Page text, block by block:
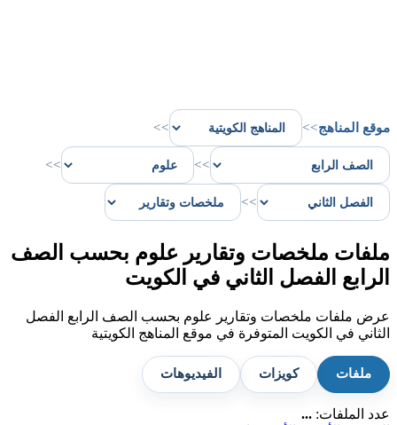
موقع المناهج>>
>>
>>
>>
>>
ملفات ملخصات وتقارير علوم بحسب الصف
الرابع الفصل الثاني في الكويت
عرض ملفات ملخصات وتقارير علوم بحسب الصف الرابع الفصل
الثاني في الكويت المتوفرة في موقع المناهج الكويتية
ملفات كويزات الفيديوهات
عدد الملفات: ...